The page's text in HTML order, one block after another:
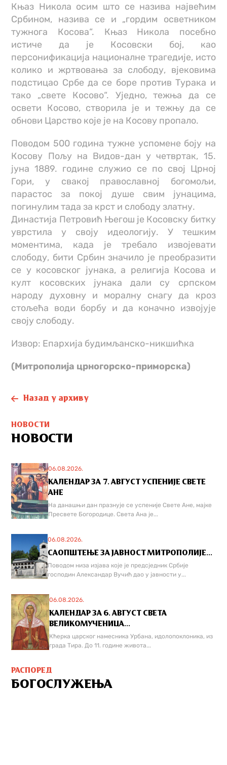
Књаз Никола осим што се назива највећим
Србином, назива се и „гордим осветником
тужнога Косова“. Књаз Никола посебно
истиче да је Косовски бој, као
персонификација националне трагедије, исто
колико и жртвовања за слободу, вјековима
подстицао Србе да се боре против Турака и
тако „свете Косово“. Уједно, тежња да се
освети Косово, створила је и тежњу да се
обнови Царство које је на Косову пропало.
Поводом 500 година тужне успомене боју на
Косову Пољу на Видов-дан у четвртак, 15.
јуна 1889. године служио се по свој Црној
Гори, у свакој православној богомољи,
парастос за покој душе свим јунацима,
погинулим тада за крст и слободу златну.
Династија Петровић Његош је Косовску битку
уврстила у своју идеологију. У тешким
моментима, када је требало извојевати
слободу, бити Србин значило је преобразити
се у косовског јунака, а религија Косова и
култ косовских јунака дали су српском
народу духовну и моралну снагу да кроз
стољећа води борбу и да коначно извојује
своју слободу.
Извор: Епархија будимљанско-никшићка
(Митрополија црногорско-приморска)
Назад у архиву
НОВОСТИ
НОВОСТИ
06.08.2026.
КАЛЕНДАР ЗА 7. АВГУСТ УСПЕНИЈЕ СВЕТЕ
АНЕ
На данашњи дан празнује се успеније Свете Ане, мајке
Пресвете Богородице. Света Ана је...
06.08.2026.
САОПШТЕЊЕ ЗА ЈАВНОСТ МИТРОПОЛИЈЕ...
Поводом низа изјава које је предсједник Србије
господин Александар Вучић дао у јавности у...
06.08.2026.
КАЛЕНДАР ЗА 6. АВГУСТ СВЕТА
ВЕЛИКОМУЧЕНИЦА...
Кћерка царског намесника Урбана, идолопоклоника, из
града Тира. До 11. године живота...
РАСПОРЕД
БОГОСЛУЖЕЊА